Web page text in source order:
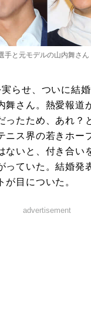
手と元モデルの山内舞さん
らせ、ついに結
舞さん。熱愛報道
ったため、あれ？
ニス界の若きホー
ないと、付き合い
っていた。結婚発
が目についた。
advertisement